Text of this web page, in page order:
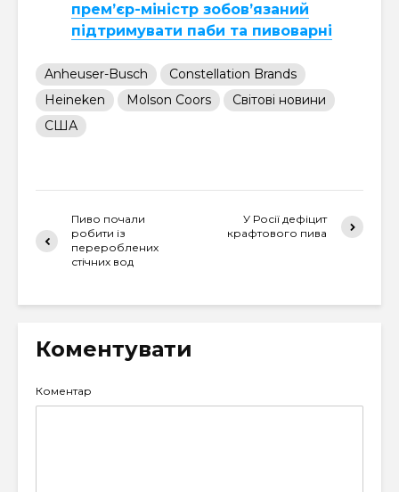
прем’єр-міністр зобов’язаний
підтримувати паби та пивоварні
Anheuser-Busch
Constellation Brands
Heineken
Molson Coors
Світові новини
США
Пиво почали
робити із
перероблених
стічних вод
У Росії дефіцит
крафтового пива
Коментувати
Коментар